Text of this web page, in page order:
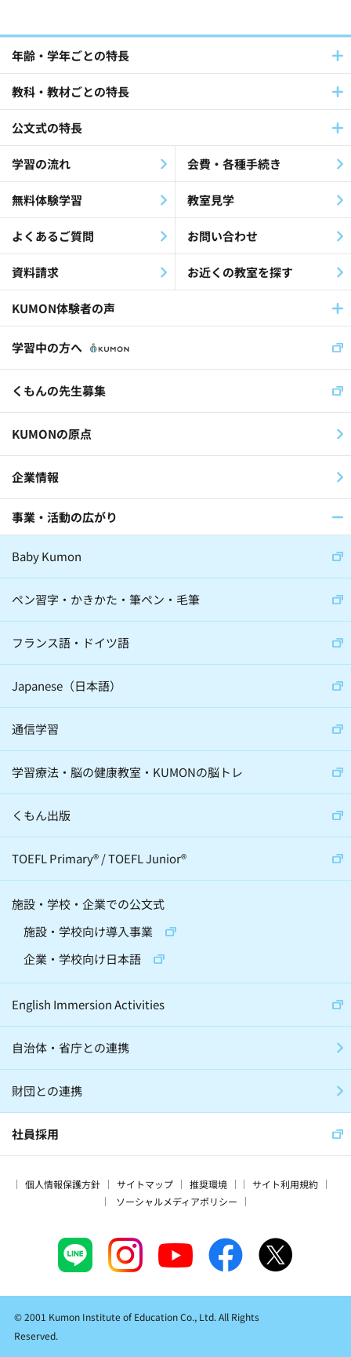
年齢・学年ごとの特長
教科・教材ごとの特長
公文式の特長
学習の流れ 会費・各種手続き
無料体験学習 教室見学
よくあるご質問 お問い合わせ
資料請求 お近くの教室を探す
KUMON体験者の声
学習中の方へ
くもんの先生募集
KUMONの原点
企業情報
事業・活動の広がり
Baby Kumon
ペン習字・かきかた・筆ペン・毛筆
フランス語・ドイツ語
Japanese（日本語）
通信学習
学習療法・脳の健康教室・KUMONの脳トレ
くもん出版
TOEFL Primary®/TOEFL Junior®
施設・学校・企業での公文式
施設・学校向け導入事業
企業・学校向け日本語
English Immersion Activities
自治体・省庁との連携
財団との連携
社員採用
個人情報保護方針 サイトマップ 推奨環境
サイト利用規約
ソーシャルメディアポリシー
© 2001 Kumon Institute of Education Co., Ltd. All Rights
Reserved.